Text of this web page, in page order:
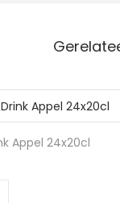
Appel 24x20cl